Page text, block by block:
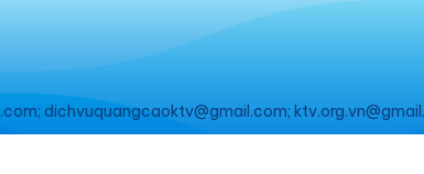
dichvuquangcaoktv@gmail.com;